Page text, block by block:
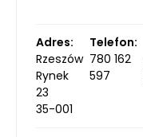
Adres:
Rzeszów
Rynek
23
35-001
Telefon:
780 162
597